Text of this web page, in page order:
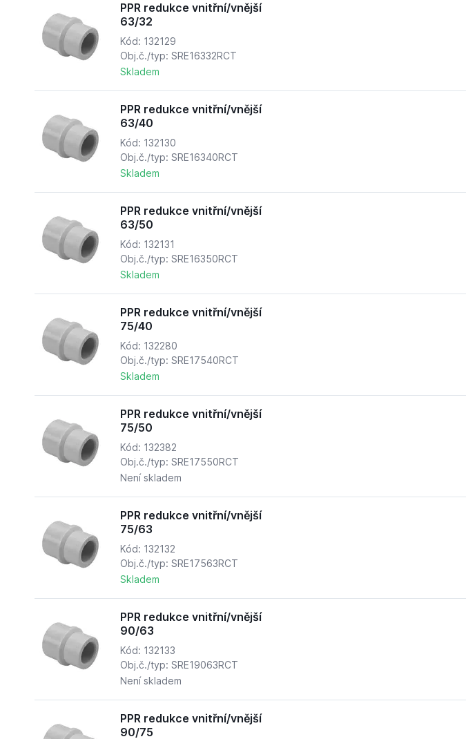
PPR redukce vnitřní/vnější
63/32
Kód: 132129
Obj.č./typ: SRE16332RCT
Skladem
PPR redukce vnitřní/vnější
63/40
Kód: 132130
Obj.č./typ: SRE16340RCT
Skladem
PPR redukce vnitřní/vnější
63/50
Kód: 132131
Obj.č./typ: SRE16350RCT
Skladem
PPR redukce vnitřní/vnější
75/40
Kód: 132280
Obj.č./typ: SRE17540RCT
Skladem
PPR redukce vnitřní/vnější
75/50
Kód: 132382
Obj.č./typ: SRE17550RCT
Není skladem
PPR redukce vnitřní/vnější
75/63
Kód: 132132
Obj.č./typ: SRE17563RCT
Skladem
PPR redukce vnitřní/vnější
90/63
Kód: 132133
Obj.č./typ: SRE19063RCT
Není skladem
PPR redukce vnitřní/vnější
90/75